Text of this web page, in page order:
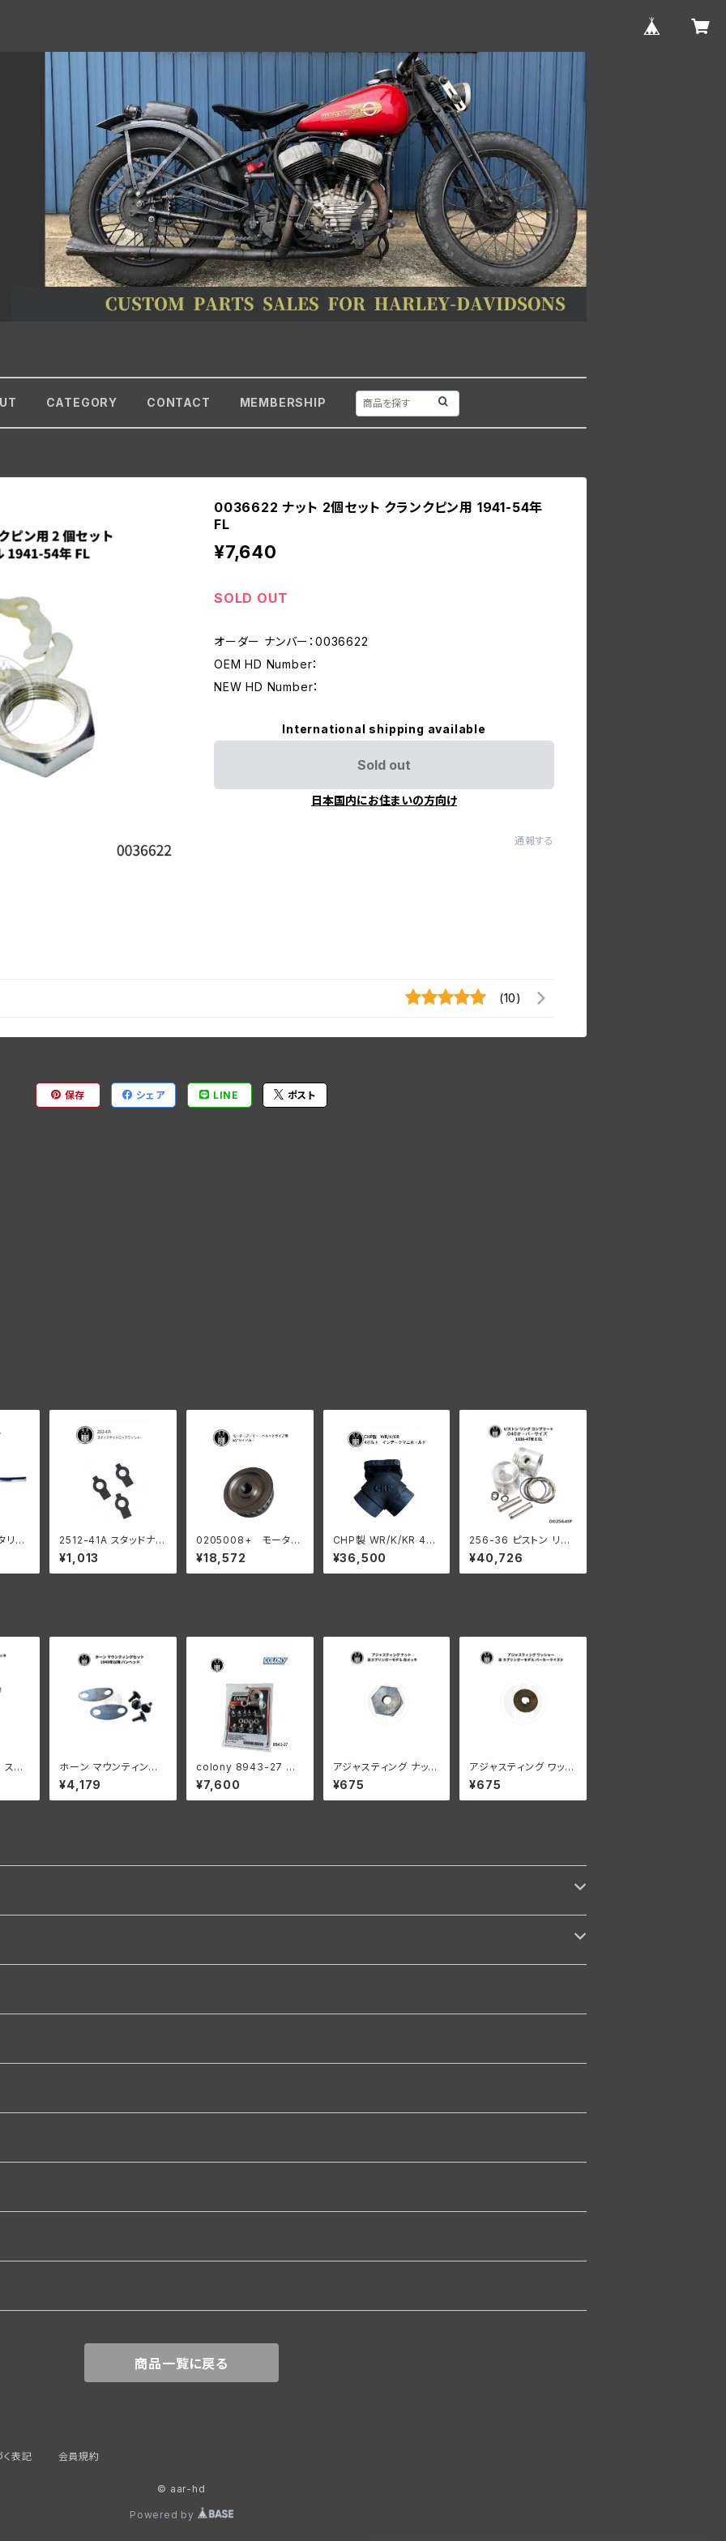
CATEGORY CONTACT MEMBERSHIP
0036622 ナット 2個セット クランクピン用 1941-54年
FL
¥7,640
SOLD OUT
オーダー ナンバー：0036622
OEM HD Number：
NEW HD Number：
International shipping available
Sold out
日本国内にお住まいの方向け
通報する
(10)
保存 シェア LINE ポスト
リー
2512-41A スタッドナッ
ト ロックワッシャー 3個
入
¥1,013
0205008+ モーター
プーリー24T ベルトド
ライブ用 45" サイドカ
ー
¥18,572
CHP製 WR/K/KR 4ボ
ルト インテ ークマニホ
ールド
¥36,500
256-36 ピストン リン
グ コンプリート .040オ
ーバーサイズ 1936-4
7年 E/EL
¥40,726
ステ
ホーン マウンティング
セット ハーレーダビッド
ソン 1949年以降 パン
ヘッド
¥4,179
colony 8943-27 ヘ
ッドランプ レストレー
ションキット
¥7,600
アジャスティング ナット
ハーレーダビッドソン
全スプリンガーモデル
白メッキ
¥675
アジャスティング ワッシ
ャー ハーレーダビッドソ
ン 全スプリンガーモデ
ル パーカーライズド
¥675
商品一覧に戻る
表記 会員規約
© aar-hd
Powered by